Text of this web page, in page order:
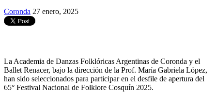
Coronda 27 enero, 2025
La Academia de Danzas Folklóricas Argentinas de Coronda y el
Ballet Renacer, bajo la dirección de la Prof. María Gabriela López,
han sido seleccionados para participar en el desfile de apertura del
65° Festival Nacional de Folklore Cosquín 2025.